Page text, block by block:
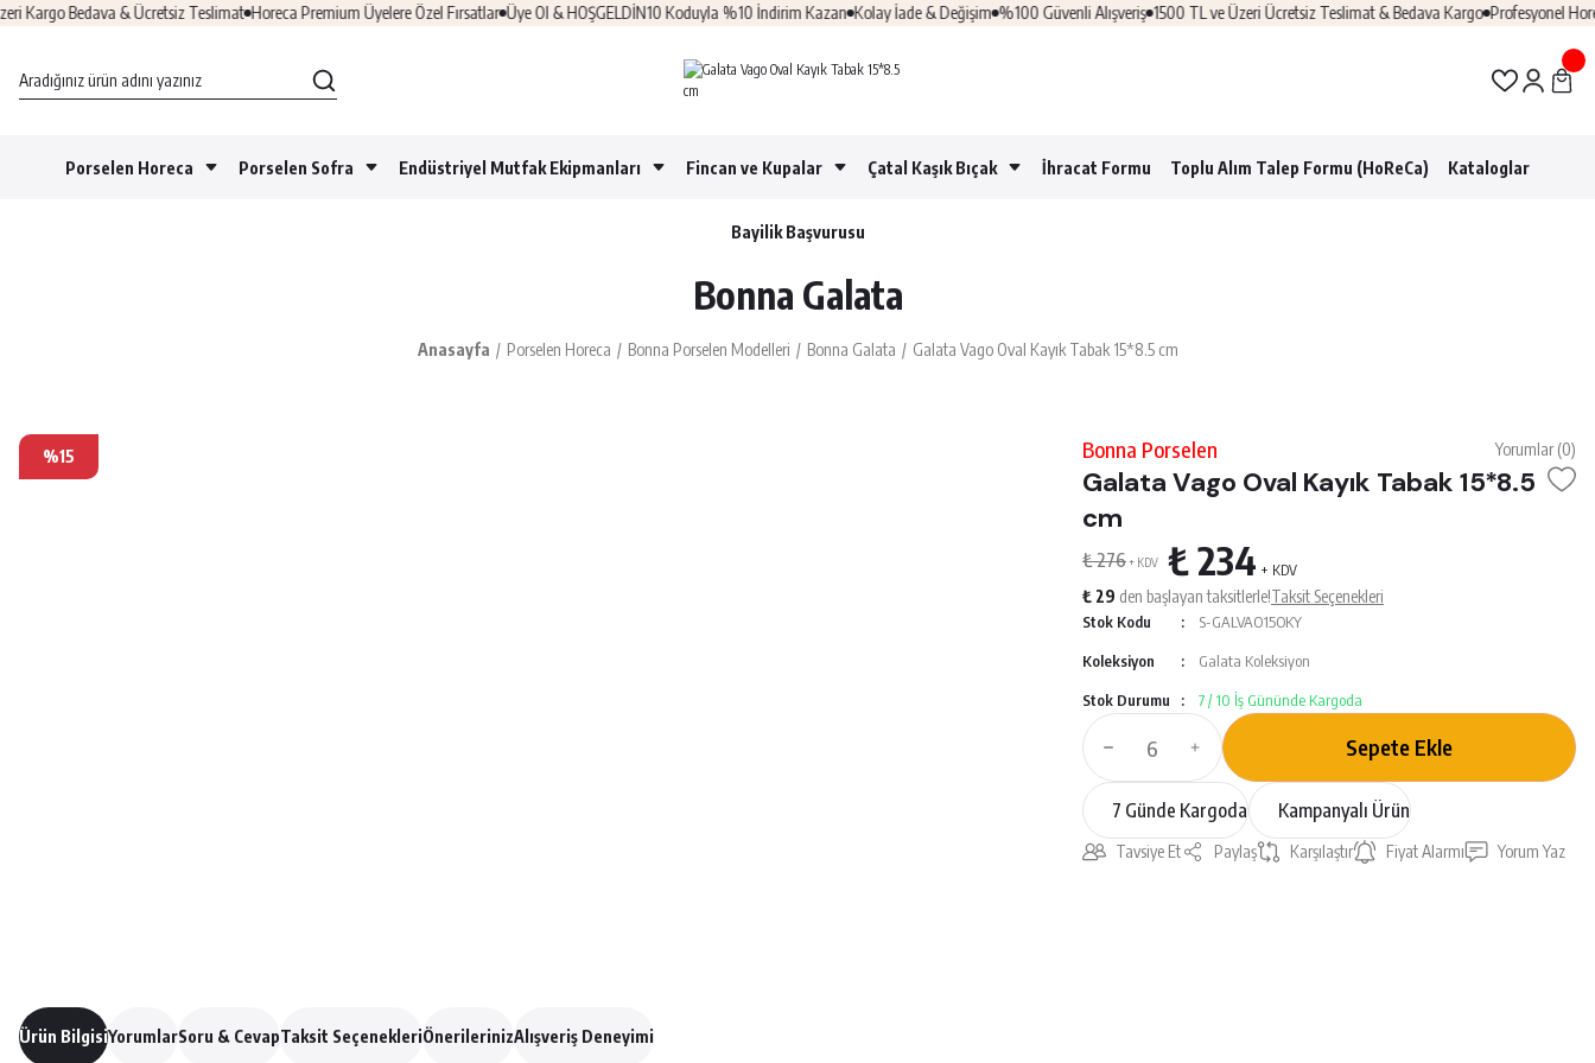
Bedava & Ücretsiz Teslimat Horeca Premium Üyelere Özel Fırsatlar Üye Ol & HOŞGELDİN10 Koduyla %10 İndirim Kazan Kolay İade & Değişim %100 Güvenli Alışveriş 1500 TL ve Üzeri Ücretsiz Teslimat & Bedava Kargo Profesyonel Horeca
Porselen Horeca Porselen Sofra Endüstriyel Mutfak Ekipmanları Fincan ve Kupalar Çatal Kaşık Bıçak İhracat Formu Toplu Alım Talep Formu (HoReCa) Kataloglar
Bayilik Başvurusu
Bonna Galata
Anasayfa Porselen Horeca Bonna Porselen Modelleri Bonna Galata Galata Vago Oval Kayık Tabak 15*8.5 cm
%15 Bonna Porselen Yorumlar (0)
Galata Vago Oval Kayık Tabak 15*8.5
cm
₺ 276+ KDV ₺ 234 + KDV
₺ 29 den başlayan taksitlerle!Taksit Seçenekleri
Stok Kodu S-GALVAO15OKY
Koleksiyon Galata Koleksiyon
Stok Durumu 7 / 10 İş Gününde Kargoda
Sepete Ekle
7 Günde Kargoda Kampanyalı Ürün
Tavsiye Et Paylaş Karşılaştır Fiyat Alarmı Yorum Yaz
Ürün BilgisiYorumlarSoru & CevapTaksit SeçenekleriÖnerilerinizAlışveriş Deneyimi